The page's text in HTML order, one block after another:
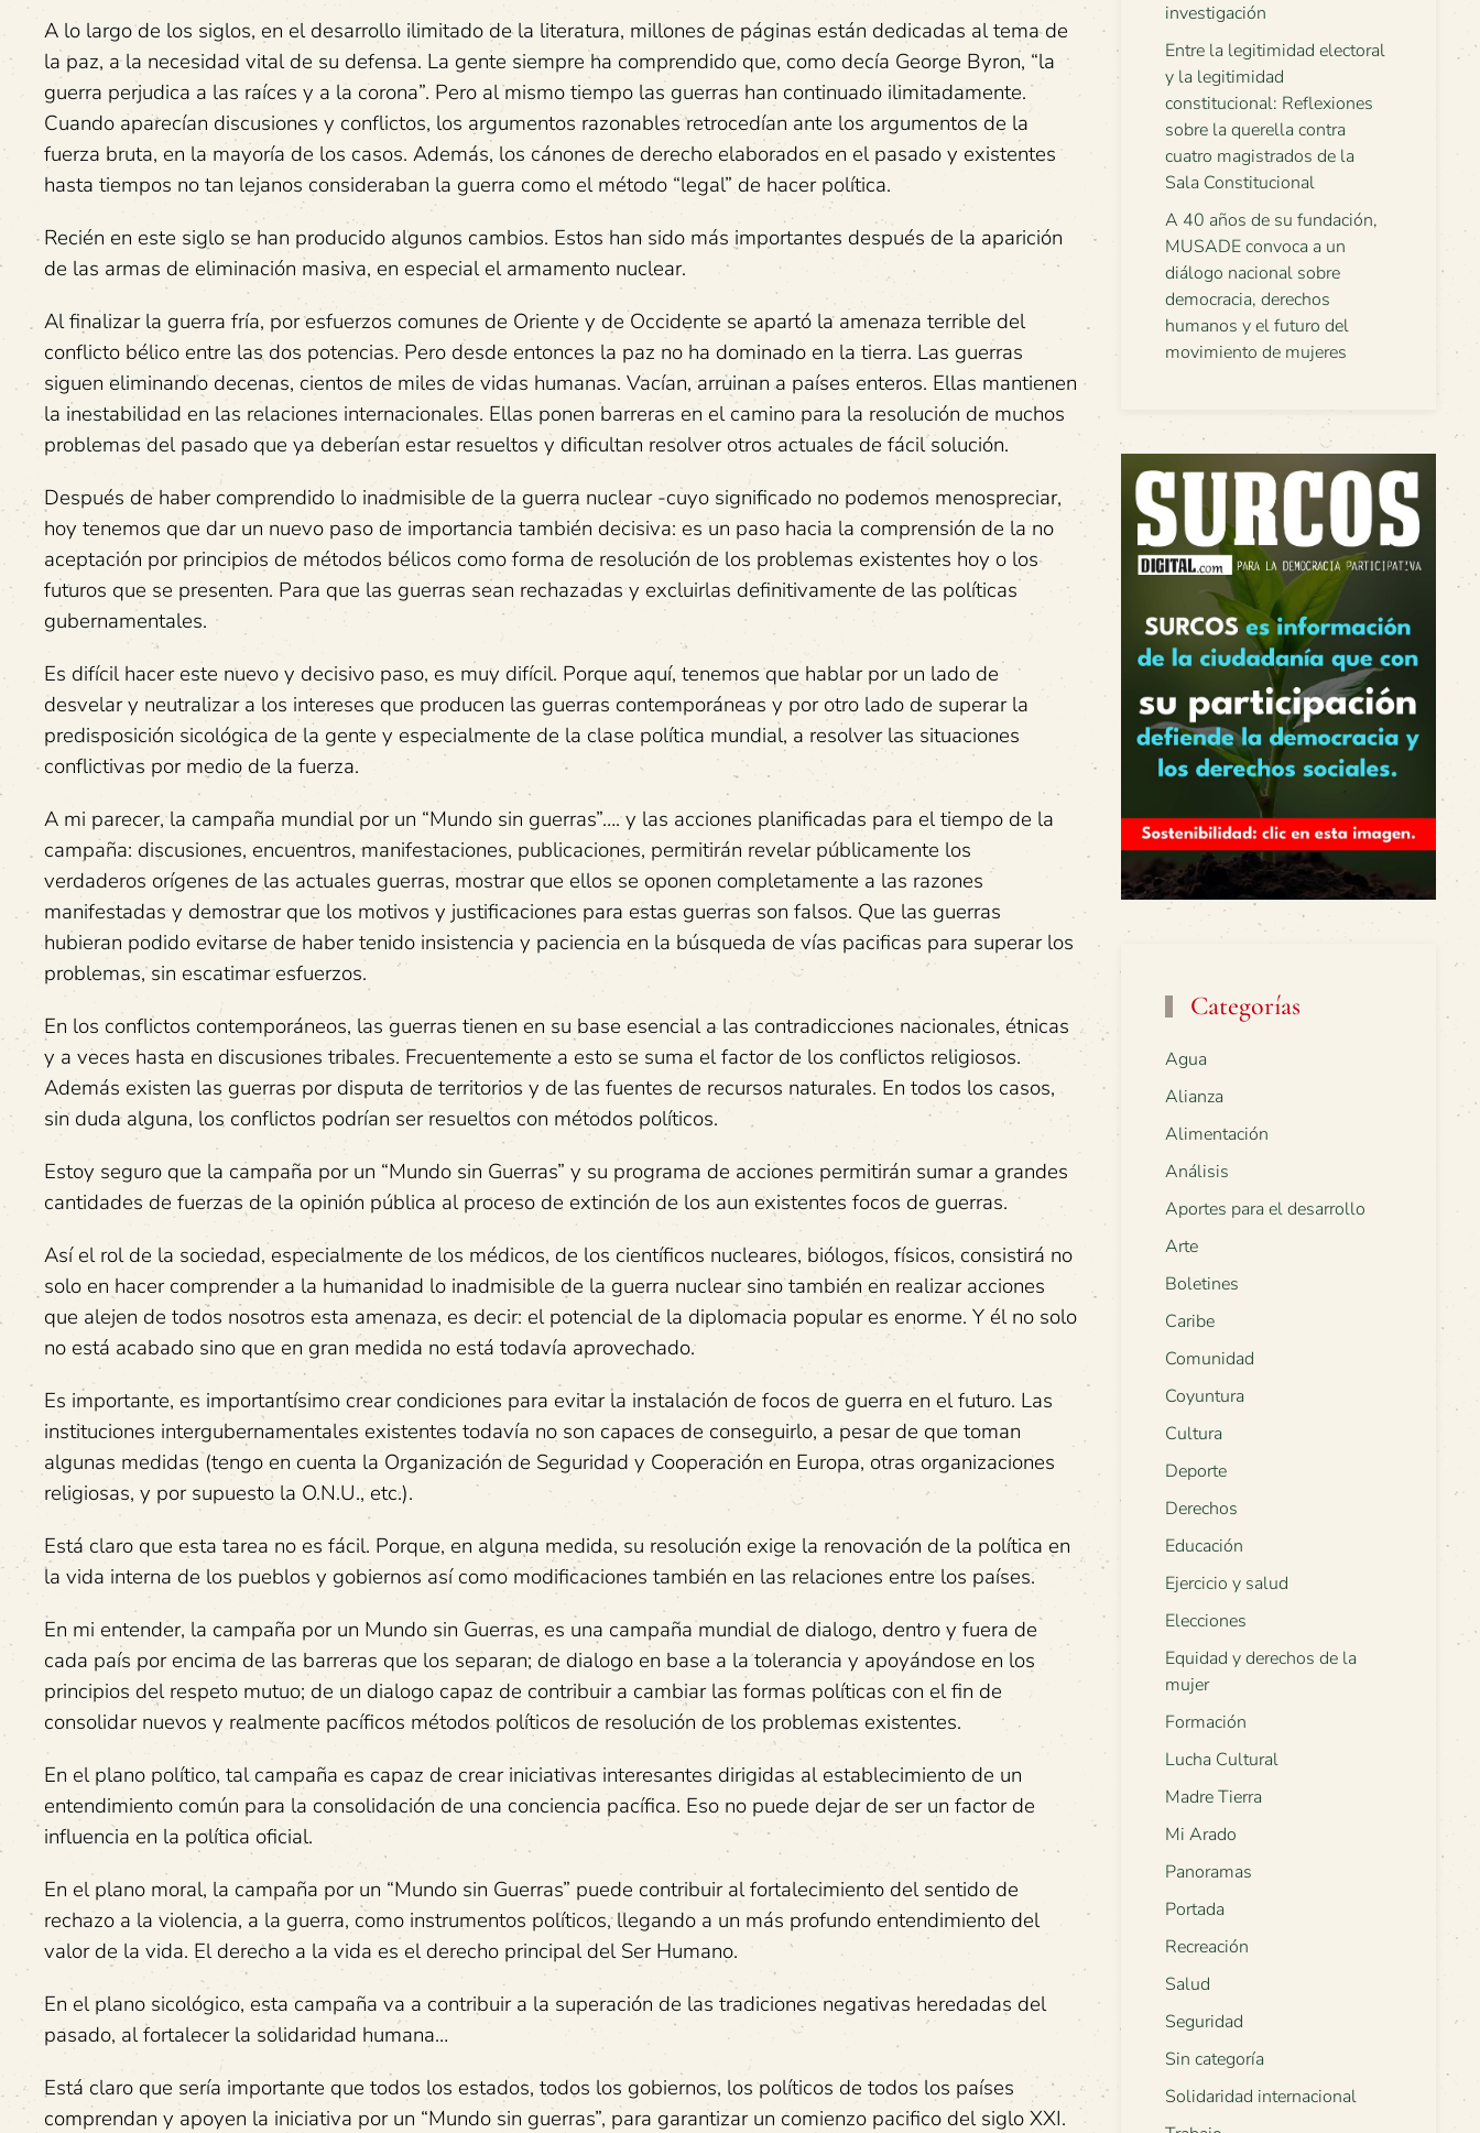
A lo largo de los siglos, en el desarrollo ilimitado de la literatura, millones de páginas están dedicadas al tema de
la paz, a la necesidad vital de su defensa. La gente siempre ha comprendido que, como decía George Byron, “la
guerra perjudica a las raíces y a la corona”. Pero al mismo tiempo las guerras han continuado ilimitadamente.
Cuando aparecían discusiones y conflictos, los argumentos razonables retrocedían ante los argumentos de la
fuerza bruta, en la mayoría de los casos. Además, los cánones de derecho elaborados en el pasado y existentes
hasta tiempos no tan lejanos consideraban la guerra como el método “legal” de hacer política.
Recién en este siglo se han producido algunos cambios. Estos han sido más importantes después de la aparición
de las armas de eliminación masiva, en especial el armamento nuclear.
Al finalizar la guerra fría, por esfuerzos comunes de Oriente y de Occidente se apartó la amenaza terrible del
conflicto bélico entre las dos potencias. Pero desde entonces la paz no ha dominado en la tierra. Las guerras
siguen eliminando decenas, cientos de miles de vidas humanas. Vacían, arruinan a países enteros. Ellas mantienen
la inestabilidad en las relaciones internacionales. Ellas ponen barreras en el camino para la resolución de muchos
problemas del pasado que ya deberían estar resueltos y dificultan resolver otros actuales de fácil solución.
Después de haber comprendido lo inadmisible de la guerra nuclear -cuyo significado no podemos menospreciar,
hoy tenemos que dar un nuevo paso de importancia también decisiva: es un paso hacia la comprensión de la no
aceptación por principios de métodos bélicos como forma de resolución de los problemas existentes hoy o los
futuros que se presenten. Para que las guerras sean rechazadas y excluirlas definitivamente de las políticas
gubernamentales.
Es difícil hacer este nuevo y decisivo paso, es muy difícil. Porque aquí, tenemos que hablar por un lado de
desvelar y neutralizar a los intereses que producen las guerras contemporáneas y por otro lado de superar la
predisposición sicológica de la gente y especialmente de la clase política mundial, a resolver las situaciones
conflictivas por medio de la fuerza.
A mi parecer, la campaña mundial por un “Mundo sin guerras”…. y las acciones planificadas para el tiempo de la
campaña: discusiones, encuentros, manifestaciones, publicaciones, permitirán revelar públicamente los
verdaderos orígenes de las actuales guerras, mostrar que ellos se oponen completamente a las razones
manifestadas y demostrar que los motivos y justificaciones para estas guerras son falsos. Que las guerras
hubieran podido evitarse de haber tenido insistencia y paciencia en la búsqueda de vías pacificas para superar los
problemas, sin escatimar esfuerzos.
En los conflictos contemporáneos, las guerras tienen en su base esencial a las contradicciones nacionales, étnicas
y a veces hasta en discusiones tribales. Frecuentemente a esto se suma el factor de los conflictos religiosos.
Además existen las guerras por disputa de territorios y de las fuentes de recursos naturales. En todos los casos,
sin duda alguna, los conflictos podrían ser resueltos con métodos políticos.
Estoy seguro que la campaña por un “Mundo sin Guerras” y su programa de acciones permitirán sumar a grandes
cantidades de fuerzas de la opinión pública al proceso de extinción de los aun existentes focos de guerras.
Así el rol de la sociedad, especialmente de los médicos, de los científicos nucleares, biólogos, físicos, consistirá no
solo en hacer comprender a la humanidad lo inadmisible de la guerra nuclear sino también en realizar acciones
que alejen de todos nosotros esta amenaza, es decir: el potencial de la diplomacia popular es enorme. Y él no solo
no está acabado sino que en gran medida no está todavía aprovechado.
Es importante, es importantísimo crear condiciones para evitar la instalación de focos de guerra en el futuro. Las
instituciones intergubernamentales existentes todavía no son capaces de conseguirlo, a pesar de que toman
algunas medidas (tengo en cuenta la Organización de Seguridad y Cooperación en Europa, otras organizaciones
religiosas, y por supuesto la O.N.U., etc.).
Está claro que esta tarea no es fácil. Porque, en alguna medida, su resolución exige la renovación de la política en
la vida interna de los pueblos y gobiernos así como modificaciones también en las relaciones entre los países.
En mi entender, la campaña por un Mundo sin Guerras, es una campaña mundial de dialogo, dentro y fuera de
cada país por encima de las barreras que los separan; de dialogo en base a la tolerancia y apoyándose en los
principios del respeto mutuo; de un dialogo capaz de contribuir a cambiar las formas políticas con el fin de
consolidar nuevos y realmente pacíficos métodos políticos de resolución de los problemas existentes.
En el plano político, tal campaña es capaz de crear iniciativas interesantes dirigidas al establecimiento de un
entendimiento común para la consolidación de una conciencia pacífica. Eso no puede dejar de ser un factor de
influencia en la política oficial.
En el plano moral, la campaña por un “Mundo sin Guerras” puede contribuir al fortalecimiento del sentido de
rechazo a la violencia, a la guerra, como instrumentos políticos, llegando a un más profundo entendimiento del
valor de la vida. El derecho a la vida es el derecho principal del Ser Humano.
En el plano sicológico, esta campaña va a contribuir a la superación de las tradiciones negativas heredadas del
pasado, al fortalecer la solidaridad humana…
Está claro que sería importante que todos los estados, todos los gobiernos, los políticos de todos los países
comprendan y apoyen la iniciativa por un “Mundo sin guerras”, para garantizar un comienzo pacifico del siglo XXI.
investigación
Entre la legitimidad electoral
y la legitimidad
constitucional: Reflexiones
sobre la querella contra
cuatro magistrados de la
Sala Constitucional
A 40 años de su fundación,
MUSADE convoca a un
diálogo nacional sobre
democracia, derechos
humanos y el futuro del
movimiento de mujeres
Categorías
Agua
Alianza
Alimentación
Análisis
Aportes para el desarrollo
Arte
Boletines
Caribe
Comunidad
Coyuntura
Cultura
Deporte
Derechos
Educación
Ejercicio y salud
Elecciones
Equidad y derechos de la
mujer
Formación
Lucha Cultural
Madre Tierra
Mi Arado
Panoramas
Portada
Recreación
Salud
Seguridad
Sin categoría
Solidaridad internacional